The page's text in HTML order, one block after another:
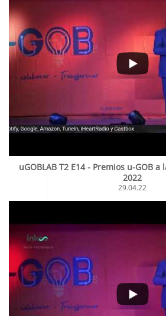
uGOBLAB T2 E14 - Premios u-GOB
2022
29.04.22